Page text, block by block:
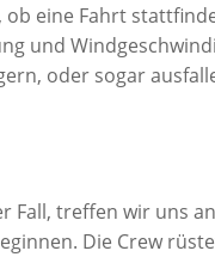
ob eine Fahrt
und
oder sogar
Fall, treffen wir uns
Die Crew